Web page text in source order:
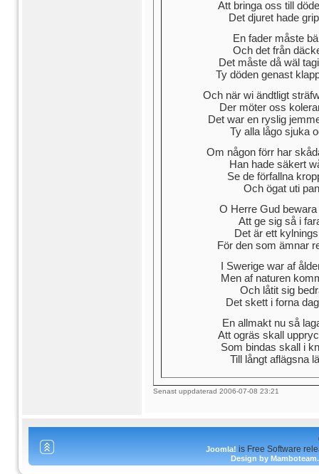
Att bringa oss till
Det djuret hade
En fader måste
Och det från
Det måste då wäl
Ty döden genast
Och när wi ändtligt
Der möter oss
Det war en ryslig
Ty alla lågo sjuka
Om någon förr har
Han hade säkert
Se de förfallna
Och ögat uti
O Herre Gud
Att ge sig så i
Det är ett
För den som ämnar
I Swerige war af
Men af naturen
Och låtit sig
Det skett i forna
En allmakt nu så
Att ogräs skall
Som bindas skall i
Till långt aflägsna
Senast uppdaterad 2006-07-08 23:21
Joomla! is Free Software
Design by